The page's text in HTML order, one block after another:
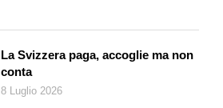
La Svizzera paga, accoglie ma non
conta
8 Luglio 2026